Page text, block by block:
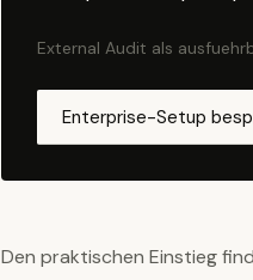
External Audit als
Enterprise-Setup
Den praktischen Einstieg